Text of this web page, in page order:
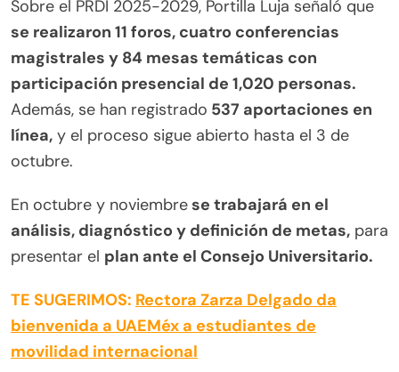
Sobre el PRDI 2025-2029, Portilla Luja señaló que
se realizaron 11 foros, cuatro conferencias
magistrales y 84 mesas temáticas con
participación presencial de 1,020 personas.
Además, se han registrado 537 aportaciones en
línea, y el proceso sigue abierto hasta el 3 de
octubre.
En octubre y noviembrese trabajará en el
análisis, diagnóstico y definición de metas, para
presentar el plan ante el Consejo Universitario.
TE SUGERIMOS: Rectora Zarza Delgado da
bienvenida a UAEMéx a estudiantes de
movilidad internacional